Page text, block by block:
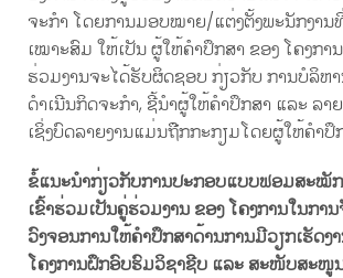
ຈະກໍາ ໂດຍການມອບໝາຍ/ແຕ່ງຕັ້ງພະນັກງານ
ເໝາະສົມ ໃຫ້ເປັນ ຜູ້ໃຫ້ຄໍາປຶກສາ ຂອງ ໂຄງກາ
ຮ່ວມງານຈະໄດ້ຮັບຜິດຊອບ ກ່ຽວກັບ ການບໍລິຫ
ດໍາເນີນກິດຈະກໍາ, ຊີ້ນໍາຜູ້ໃຫ້ຄໍາປຶກສາ ແລະ ລາ
ເຊິ່ງບົດລາຍງານແມ່ນຖືກກະກຽມໂດຍຜູ້ໃຫ້ຄໍາປຶ
ຂໍ້ແນະນໍາກ່ຽວກັບການປະກອບແບບຟອມສະໝັ
ເຂົ້າຮ່ວມເປັນຄູ່ຮ່ວມງານ ຂອງ ໂຄງການໃນກາ
ວົງຈອນການໃຫ້ຄໍາປຶກສາດ້ານການມີວຽກເຮັດ
ໂຄງການຝຶກອົບຮົມວິຊາຊີບ ແລະ ສະໜັບສະໜູ